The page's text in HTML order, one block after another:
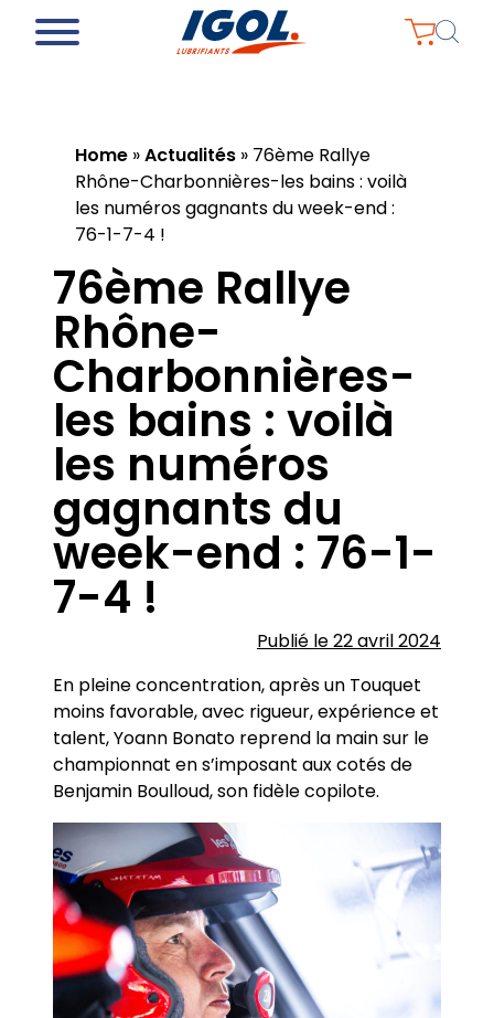
Home »Actualités » 76ème Rallye
Rhône-Charbonnières-les bains : voilà
les numéros gagnants du week-end :
76-1-7-4 !
76ème Rallye
Rhône-
Charbonnières-
les bains : voilà
les numéros
gagnants du
week-end : 76-1-
7-4 !
Publié le 22 avril 2024
En pleine concentration, après un Touquet
moins favorable, avec rigueur, expérience et
talent, Yoann Bonato reprend la main sur le
championnat en s’imposant aux cotés de
Benjamin Boulloud, son fidèle copilote.